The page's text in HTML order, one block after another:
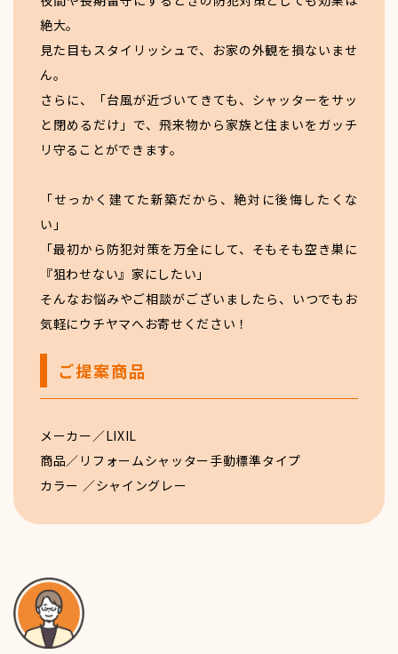
絶大。
見た目もスタイリッシュで、お家の外観を損ないませ
ん。
さらに、「台風が近づいてきても、シャッターをサッ
と閉めるだけ」で、飛来物から家族と住まいをガッチ
リ守ることができます。
「せっかく建てた新築だから、絶対に後悔したくな
い」
「最初から防犯対策を万全にして、そもそも空き巣に
『狙わせない』家にしたい」
そんなお悩みやご相談がございましたら、いつでもお
気軽にウチヤマへお寄せください！
ご提案商品
メーカー／LIXIL
商品／リフォームシャッター手動標準タイプ
カラー ／シャイングレー